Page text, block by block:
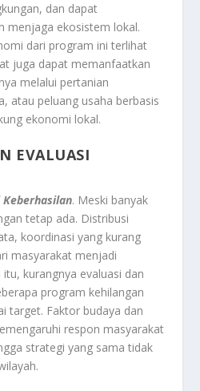
dan dapat
menjaga ekosistem lokal.
dari program ini terlihat
juga dapat memanfaatkan
melalui pertanian
atau peluang usaha berbasis
ekonomi lokal.
EVALUASI
Keberhasilan. Meski banyak
tetap ada. Distribusi
koordinasi yang kurang
masyarakat menjadi
kurangnya evaluasi dan
program kehilangan
target. Faktor budaya dan
respon masyarakat
strategi yang sama tidak